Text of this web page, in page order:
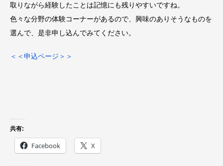
取りながら経験したことは記憶にも残りやすいですね。
色々な分野の体験コーナーがあるので、興味のありそうなものを
選んで、是非申し込んでみてください。
＜＜申込ページ＞＞
共有:
Facebook X